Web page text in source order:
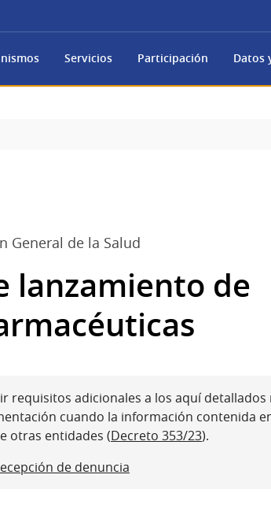
Servicios Participación Datos
General de la Salud
lanzamiento de
requisitos adicionales a los aquí
cuando la información contenida
otras entidades (Decreto 353/23).
de denuncia